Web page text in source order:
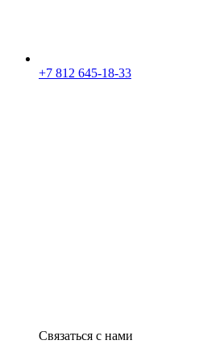
+7 812 645-18-33
Связаться с нами